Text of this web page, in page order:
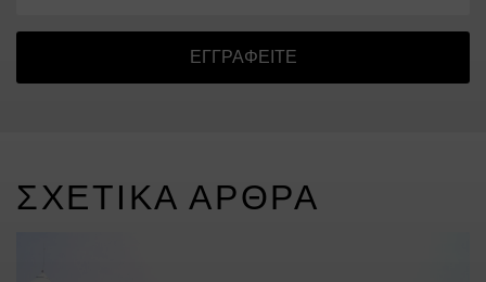
ΕΓΓΡΑΦΕΊΤΕ
ΣΧΕΤΙΚΆ ΆΡΘΡΑ